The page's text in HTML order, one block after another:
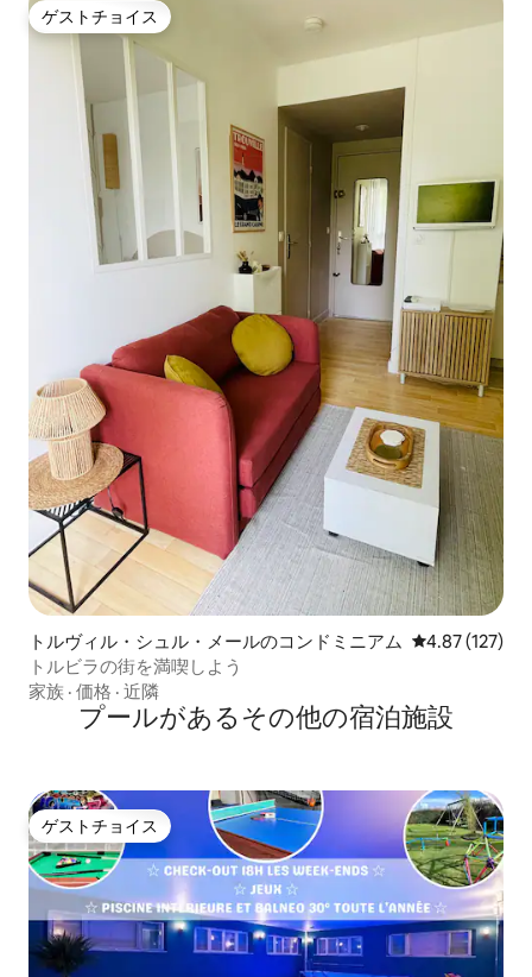
ゲストチョイス
ゲストチョイス
トルヴィル・シュル・メールのコンドミニアム レビュー127
4.87 (127)
トルビラの街を満喫しよう
家族 · 価格 · 近隣
プールがあるその他の宿泊施設
ゲストチョイス
ゲストチョイス